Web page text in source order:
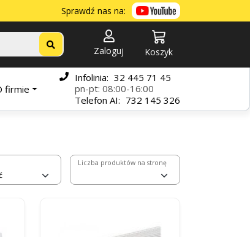
Sprawdź nas na:
Zaloguj Koszyk
firmie
Infolinia: 32 445 71 45
pn-pt: 08:00-16:00
Telefon AI: 732 145 326
Liczba produktów na stronę